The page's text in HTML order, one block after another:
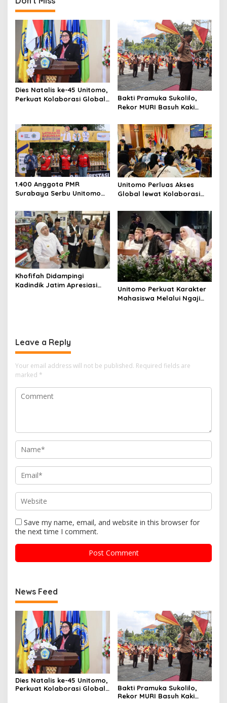
n
a
v
g
a
t
o
n
Dies Natalis ke-45 Unitomo,
Perkuat Kolaborasi Global
Bakti Pramuka Sukolilo,
Rekor MURI Basuh Kaki
1.400 Anggota PMR
Surabaya Serbu Unitomo
Unitomo Perluas Akses
Global lewat Kolaborasi
Jepang
Khofifah Didampingi
Kadindik Jatim Apresiasi
Unitomo Perkuat Karakter
Mahasiswa Melalui Ngaji
Leave a Reply
Your email address will not be published. Required fields are
marked *
Save my name, email, and website in this browser for
the next time I comment.
News Feed
Dies Natalis ke-45 Unitomo,
Perkuat Kolaborasi Global
Bakti Pramuka Sukolilo,
Rekor MURI Basuh Kaki